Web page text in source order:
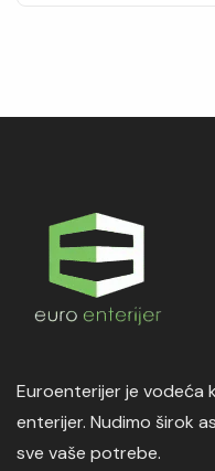
Euroenterijer je vodeća
enterijer. Nudimo širok
sve vaše potrebe.